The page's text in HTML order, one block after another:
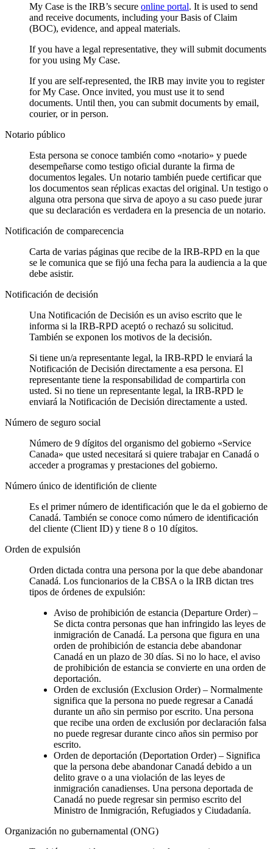
My Case is the IRB’s secure online portal. It is used to send
and receive documents, including your Basis of Claim
(BOC), evidence, and appeal materials.
If you have a legal representative, they will submit documents
for you using My Case.
If you are self-represented, the IRB may invite you to register
for My Case. Once invited, you must use it to send
documents. Until then, you can submit documents by email,
courier, or in person.
Notario público
Esta persona se conoce también como «notario» y puede
desempeñarse como testigo oficial durante la firma de
documentos legales. Un notario también puede certificar que
los documentos sean réplicas exactas del original. Un testigo o
alguna otra persona que sirva de apoyo a su caso puede jurar
que su declaración es verdadera en la presencia de un notario.
Notificación de comparecencia
Carta de varias páginas que recibe de la IRB-RPD en la que
se le comunica que se fijó una fecha para la audiencia a la que
debe asistir.
Notificación de decisión
Una Notificación de Decisión es un aviso escrito que le
informa si la IRB-RPD aceptó o rechazó su solicitud.
También se exponen los motivos de la decisión.
Si tiene un/a representante legal, la IRB-RPD le enviará la
Notificación de Decisión directamente a esa persona. El
representante tiene la responsabilidad de compartirla con
usted. Si no tiene un representante legal, la IRB-RPD le
enviará la Notificación de Decisión directamente a usted.
Número de seguro social
Número de 9 dígitos del organismo del gobierno «Service
Canada» que usted necesitará si quiere trabajar en Canadá o
acceder a programas y prestaciones del gobierno.
Número único de identifición de cliente
Es el primer número de identificación que le da el gobierno de
Canadá. También se conoce como número de identificación
del cliente (Client ID) y tiene 8 o 10 dígitos.
Orden de expulsión
Orden dictada contra una persona por la que debe abandonar
Canadá. Los funcionarios de la CBSA o la IRB dictan tres
tipos de órdenes de expulsión:
Aviso de prohibición de estancia (Departure Order) –
Se dicta contra personas que han infringido las leyes de
inmigración de Canadá. La persona que figura en una
orden de prohibición de estancia debe abandonar
Canadá en un plazo de 30 días. Si no lo hace, el aviso
de prohibición de estancia se convierte en una orden de
deportación.
Orden de exclusión (Exclusion Order) – Normalmente
significa que la persona no puede regresar a Canadá
durante un año sin permiso por escrito. Una persona
que recibe una orden de exclusión por declaración falsa
no puede regresar durante cinco años sin permiso por
escrito.
Orden de deportación (Deportation Order) – Significa
que la persona debe abandonar Canadá debido a un
delito grave o a una violación de las leyes de
inmigración canadienses. Una persona deportada de
Canadá no puede regresar sin permiso escrito del
Ministro de Inmigración, Refugiados y Ciudadanía.
Organización no gubernamental (ONG)